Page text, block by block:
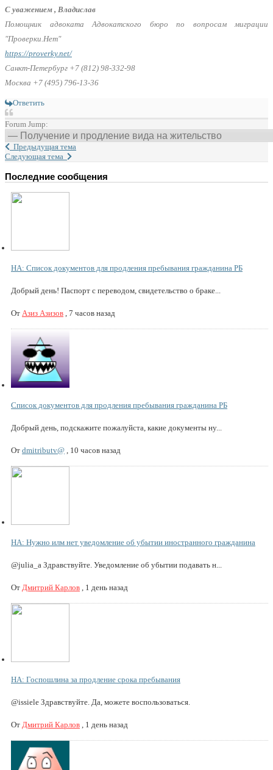
С уважением , Владислав
Помощник адвоката Адвокатского бюро по вопросам миграции
"Проверки.Нет"
https://proverky.net/
Санкт-Петербург +7 (812) 98-332-98
Москва +7 (495) 796-13-36
Ответить
Forum Jump:
Предыдущая тема
Следующая тема
Последние сообщения
НА: Список документов для продления пребывания гражданина РБ
Добрый день! Паспорт с переводом, свидетельство о браке...
От Азиз Азизов , 7 часов назад
Список документов для продления пребывания гражданина РБ
Добрый день, подскажите пожалуйста, какие документы ну...
От dmitributv@ , 10 часов назад
НА: Нужно илм нет уведомление об убытии иностранного гражданина
@julia_a Здравствуйте. Уведомление об убытии подавать н...
От Дмитрий Карлов , 1 день назад
НА: Госпошлина за продление срока пребывания
@issiele Здравствуйте. Да, можете воспользоваться.
От Дмитрий Карлов , 1 день назад